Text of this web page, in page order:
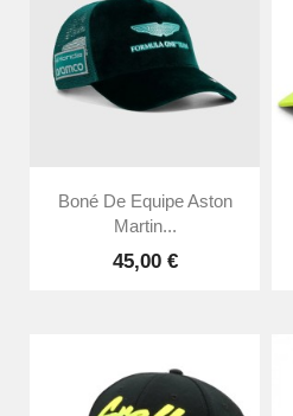
Boné De Equipe Aston
Martin...
45,00 €